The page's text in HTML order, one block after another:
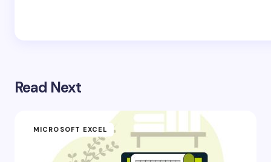
Read Next
MICROSOFT EXCEL